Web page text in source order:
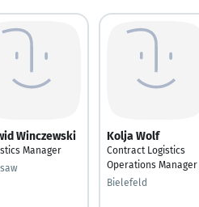
Winczewski
Manager
Kolja Wolf
Contract Logistics
Operations Manager
Bielefeld